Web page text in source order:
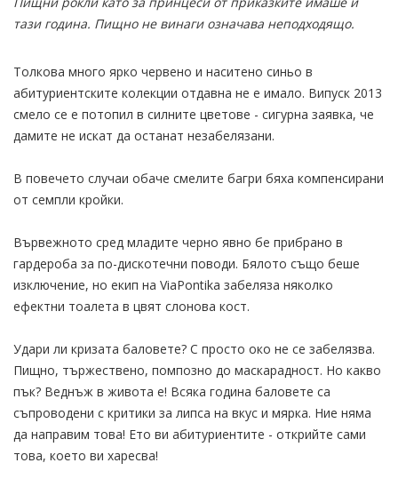
тази година. Пищно не винаги означава неподходящо.
Толкова много ярко червено и наситено синьо в
абитуриентските колекции отдавна не е имало. Випуск 2013
смело се е потопил в силните цветове - сигурна заявка, че
дамите не искат да останат незабелязани.
В повечето случаи обаче смелите багри бяха компенсирани
от семпли кройки.
Вървежното сред младите черно явно бе прибрано в
гардероба за по-дискотечни поводи. Бялото също беше
изключение, но екип на ViaPontika забеляза няколко
ефектни тоалета в цвят слонова кост.
Удари ли кризата баловете? С просто око не се забелязва.
Пищно, тържествено, помпозно до маскарадност. Но какво
пък? Веднъж в живота е! Всяка година баловете са
съпроводени с критики за липса на вкус и мярка. Ние няма
да направим това! Ето ви абитуриентите - открийте сами
това, което ви харесва!